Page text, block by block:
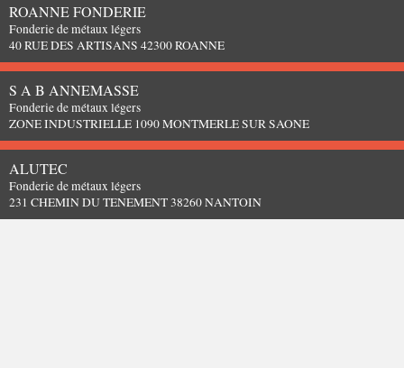
ROANNE FONDERIE
Fonderie de métaux légers
40 RUE DES ARTISANS 42300 ROANNE
S A B ANNEMASSE
Fonderie de métaux légers
ZONE INDUSTRIELLE 1090 MONTMERLE SUR SAONE
ALUTEC
Fonderie de métaux légers
231 CHEMIN DU TENEMENT 38260 NANTOIN